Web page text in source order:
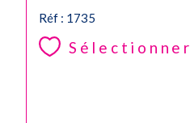
Réf : 1735
Sélectionner